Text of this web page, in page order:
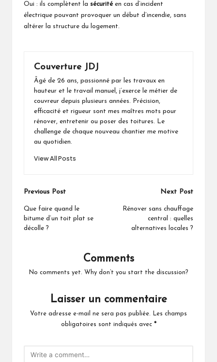
Oui : ils complètent la sécuritéen cas d’incident
électrique pouvant provoquer un début d’incendie, sans
altérer la structure du logement.
Couverture JDJ
Âgé de 26 ans, passionné par les travaux en
hauteur et le travail manuel, j’exerce le métier de
couvreur depuis plusieurs années. Précision,
efficacité et rigueur sont mes maîtres mots pour
rénover, entretenir ou poser des toitures. Le
challenge de chaque nouveau chantier me motive
au quotidien.
View All Posts
Post
navigation
Previous Post
Que faire quand le
bitume d’un toit plat se
décolle ?
Next Post
Rénover sans chauffage
central : quelles
alternatives locales ?
Comments
No comments yet. Why don’t you start the discussion?
Laisser un commentaire
Votre adresse e-mail ne sera pas publiée.
Les champs
obligatoires sont indiqués avec *